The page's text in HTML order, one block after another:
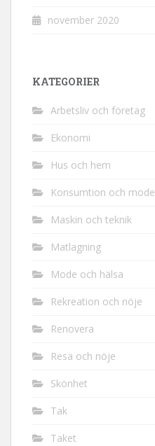
november 2020
KATEGORIER
Arbetsliv och företag
Ekonomi
Hus och hem
Konsumtion och mode
Maskin och teknik
Matlagning
Mode och hälsa
Rekreation och nöje
Renovera
Resa och nöje
Skönhet
Tak
Taket